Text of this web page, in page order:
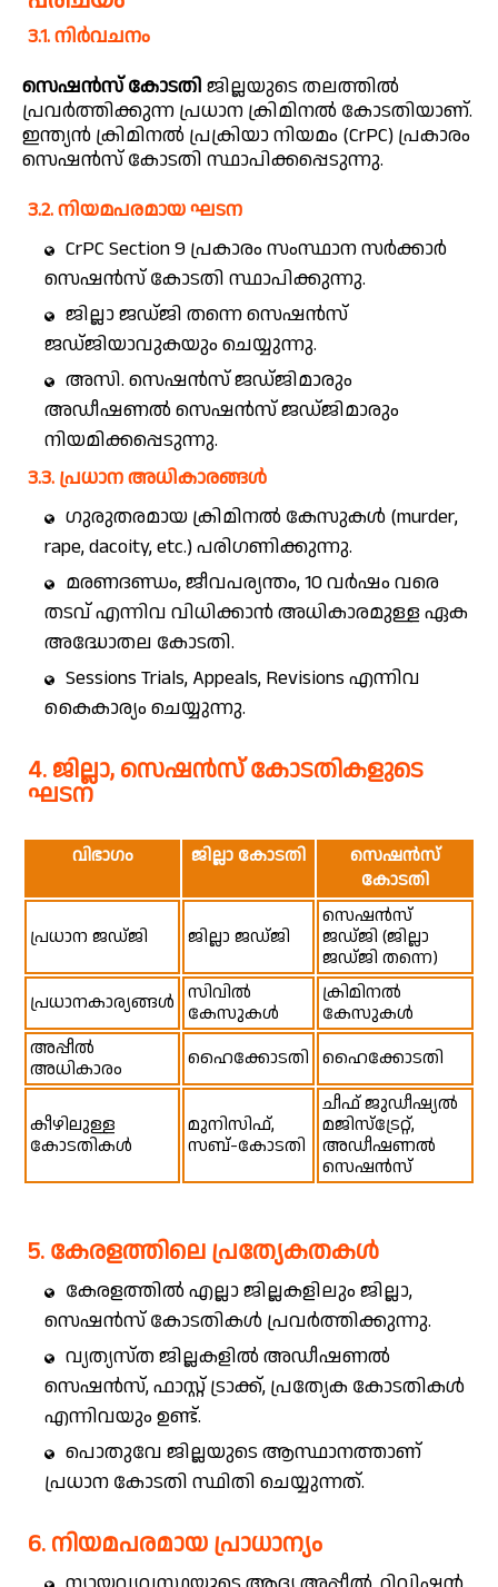
3.1. നിർവചനം
സെഷൻസ് കോടതി ജില്ലയുടെ തലത്തിൽ
പ്രവർത്തിക്കുന്ന പ്രധാന ക്രിമിനൽ കോടതിയാണ്.
ഇന്ത്യൻ ക്രിമിനൽ പ്രക്രിയാ നിയമം (CrPC) പ്രകാരം
സെഷൻസ് കോടതി സ്ഥാപിക്കപ്പെടുന്നു.
3.2. നിയമപരമായ ഘടന
CrPC Section 9 പ്രകാരം സംസ്ഥാന സർക്കാർ
സെഷൻസ് കോടതി സ്ഥാപിക്കുന്നു.
ജില്ലാ ജഡ്ജി തന്നെ സെഷൻസ്
ജഡ്ജിയാവുകയും ചെയ്യുന്നു.
അസി. സെഷൻസ് ജഡ്ജിമാരും
അഡീഷണൽ സെഷൻസ് ജഡ്ജിമാരും
നിയമിക്കപ്പെടുന്നു.
3.3. പ്രധാന അധികാരങ്ങൾ
ഗുരുതരമായ ക്രിമിനൽ കേസുകൾ (murder,
rape, dacoity, etc.) പരിഗണിക്കുന്നു.
മരണദണ്ഡം, ജീവപര്യന്തം, 10 വർഷം വരെ
തടവ് എന്നിവ വിധിക്കാൻ അധികാരമുള്ള ഏക
അദ്ധോതല കോടതി.
Sessions Trials, Appeals, Revisions എന്നിവ
കൈകാര്യം ചെയ്യുന്നു.
4. ജില്ലാ, സെഷൻസ് കോടതികളുടെ
ഘടന
വിഭാഗം ജില്ലാ കോടതി
സെഷൻസ്
കോടതി
പ്രധാന ജഡ്ജി ജില്ലാ ജഡ്ജി
സെഷൻസ്
ജഡ്ജി (ജില്ലാ
ജഡ്ജി തന്നെ)
പ്രധാനകാര്യങ്ങൾ സിവിൽ
കേസുകൾ
ക്രിമിനൽ
കേസുകൾ
അപ്പീൽ
അധികാരം
ഹൈക്കോടതി ഹൈക്കോടതി
കീഴിലുള്ള
കോടതികൾ
മുനിസിഫ്,
സബ്-കോടതി
ചീഫ് ജുഡീഷ്യൽ
മജിസ്ട്രേറ്റ്,
അഡീഷണൽ
സെഷൻസ്
5. കേരളത്തിലെ പ്രത്യേകതകൾ
കേരളത്തിൽ എല്ലാ ജില്ലകളിലും ജില്ലാ,
സെഷൻസ് കോടതികൾ പ്രവർത്തിക്കുന്നു.
വ്യത്യസ്ത ജില്ലകളിൽ അഡീഷണൽ
സെഷൻസ്, ഫാസ്റ്റ് ട്രാക്ക്, പ്രത്യേക കോടതികൾ
എന്നിവയും ഉണ്ട്.
പൊതുവേ ജില്ലയുടെ ആസ്ഥാനത്താണ്
പ്രധാന കോടതി സ്ഥിതി ചെയ്യുന്നത്.
6. നിയമപരമായ പ്രാധാന്യം